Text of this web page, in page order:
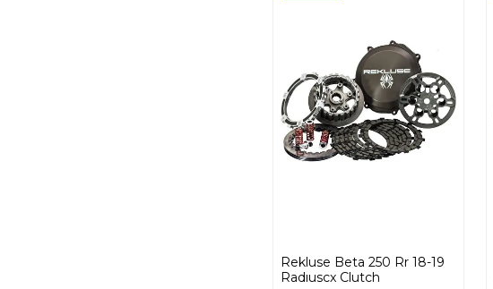
Rekluse Beta 250 Rr 18-19
Radıuscx Clutch